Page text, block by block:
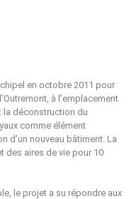
en octobre 2011 pour
à l’emplacement
la déconstruction du
comme élément
d’un nouveau bâtiment. La
des aires de vie pour 10
le projet a su répondre aux